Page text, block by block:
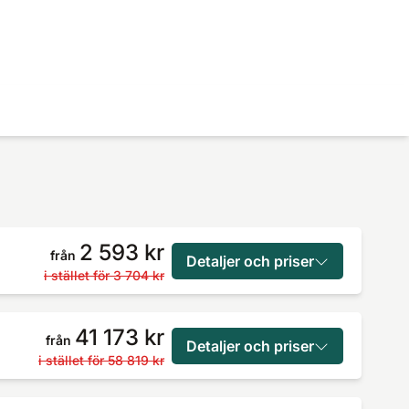
från 2 593 kr
i stället för 3 704 kr
Detaljer och priser
från 41 173 kr
i stället för 58 819 kr
Detaljer och priser